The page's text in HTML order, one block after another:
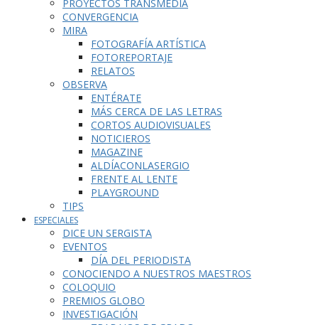
PROYECTOS TRANSMEDIA
CONVERGENCIA
MIRA
FOTOGRAFÍA ARTÍSTICA
FOTOREPORTAJE
RELATOS
OBSERVA
ENTÉRATE
MÁS CERCA DE LAS LETRAS
CORTOS AUDIOVISUALES
NOTICIEROS
MAGAZINE
ALDÍACONLASERGIO
FRENTE AL LENTE
PLAYGROUND
TIPS
ESPECIALES
DICE UN SERGISTA
EVENTOS
DÍA DEL PERIODISTA
CONOCIENDO A NUESTROS MAESTROS
COLOQUIO
PREMIOS GLOBO
INVESTIGACIÓN